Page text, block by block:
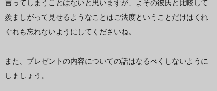
言ってしまうことはないと思いますが、よその彼氏と比較して
羨ましがって見せるようなことはご法度ということだけはくれ
ぐれも忘れないようにしてくださいね。
また、プレゼントの内容についての話はなるべくしないように
しましょう。